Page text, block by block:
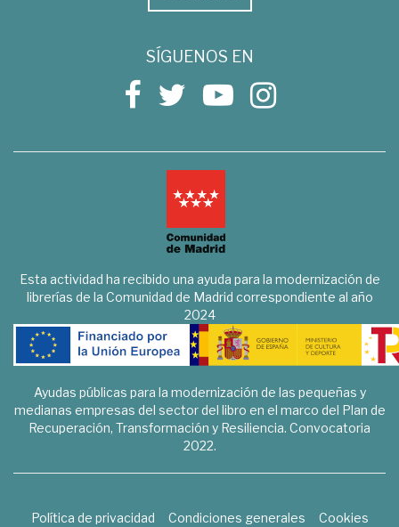
SÍGUENOS EN
Esta actividad ha recibido una ayuda para la modernización de
librerías de la Comunidad de Madrid correspondiente al año
2024
Ayudas públicas para la modernización de las pequeñas y
medianas empresas del sector del libro en el marco del Plan de
Recuperación, Transformación y Resiliencia. Convocatoria
2022.
Política de privacidad Condiciones generales
Cookies